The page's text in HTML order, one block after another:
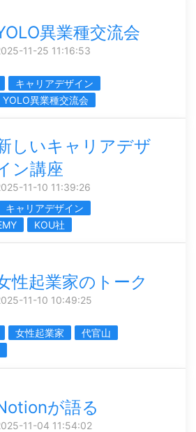
異業種交流会
11-25 11:16:53
キャリアデザイン
YOLO異業種交流会
しいキャリアデザ
ン講座
11-10 11:39:26
キャリアデザイン
KOU社
性起業家のトーク
11-10 10:49:25
女性起業家
代官山
が語る
11-04 11:54:02